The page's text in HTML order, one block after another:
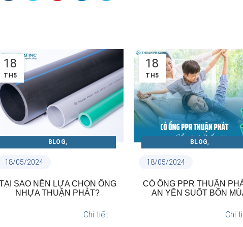
18
TH5
18/05/2024
BLOG,
CÓ ỐNG PPR THUẬN PHÁT –
AN YÊN SUỐT BỐN MÙA
Chi tiết
18
TH5
18/05/2024
BLOG,
ỐNG U.PVC THUẬN
BỀN VÀ AN TOÀN CHO
Chi